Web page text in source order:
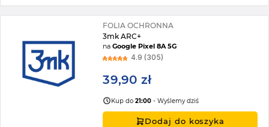
FOLIA OCHRONNA
3mk ARC+
naGoogle Pixel 8A 5G
4.9 (305)
39,90 zł
Kup do21:00 - Wyślemy dziś
Dodaj do koszyka